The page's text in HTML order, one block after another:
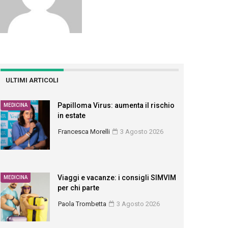
ULTIMI ARTICOLI
MEDICINA
Papilloma Virus: aumenta il rischio
in estate
Francesca Morelli 3 Agosto 2026
MEDICINA
Viaggi e vacanze: i consigli SIMVIM
per chi parte
Paola Trombetta 3 Agosto 2026